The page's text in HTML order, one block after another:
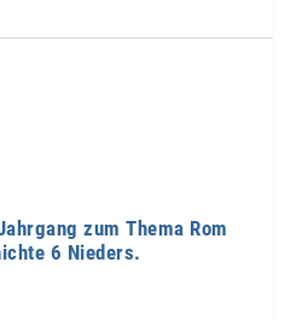
zum Thema Rom
6 Nieders.